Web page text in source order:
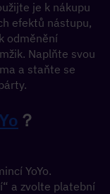
je k nákupu
efektů nástupu,
odměnění
Naplňte svou
a staňte se
？
YoYo.
a zvolte platební